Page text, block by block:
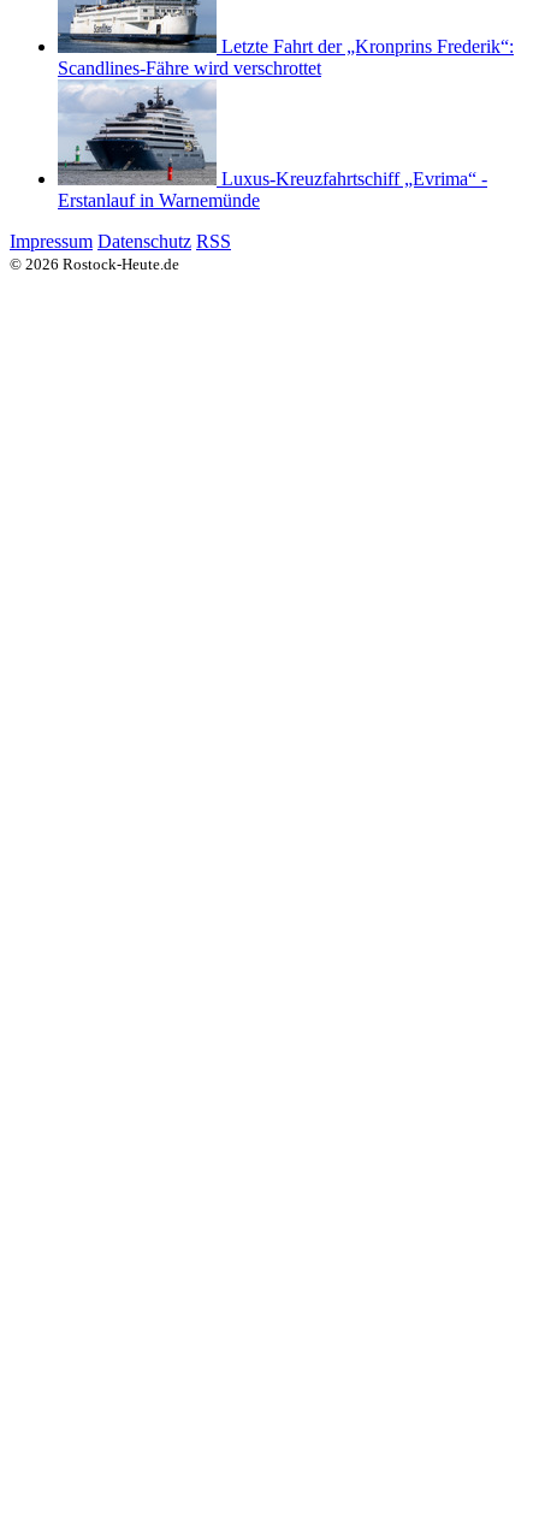
Letzte Fahrt der „Kronprins Frederik“:
Scandlines-Fähre wird verschrottet
Luxus-Kreuzfahrtschiff „Evrima“ -
Erstanlauf in Warnemünde
Impressum Datenschutz RSS
© 2026 Rostock-Heute.de